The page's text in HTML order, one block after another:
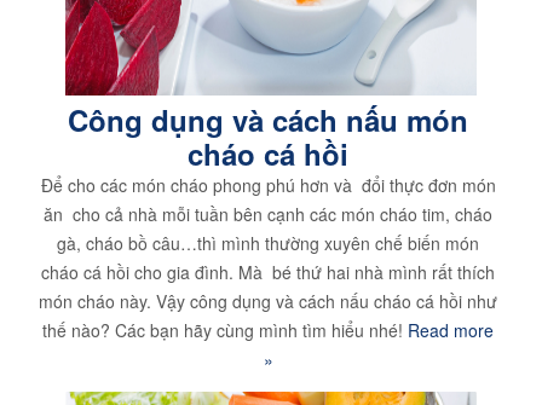
Công dụng và cách nấu món
cháo cá hồi
Để cho các món cháo phong phú hơn và đổi thực đơn món
ăn cho cả nhà mỗi tuần bên cạnh các món cháo tim, cháo
gà, cháo bồ câu…thì mình thường xuyên chế biến món
cháo cá hồi cho gia đình. Mà bé thứ hai nhà mình rất thích
món cháo này. Vậy công dụng và cách nấu cháo cá hồi như
thế nào? Các bạn hãy cùng mình tìm hiểu nhé! Read more
»